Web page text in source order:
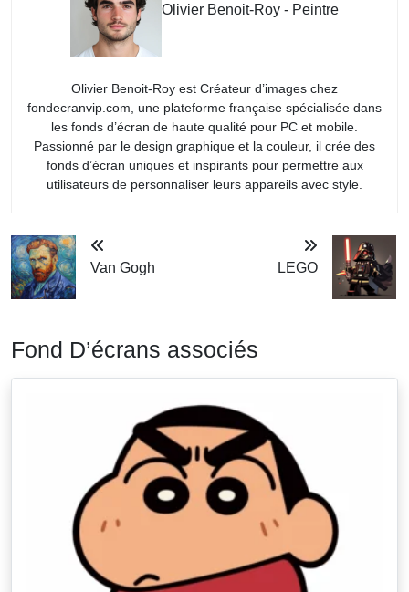
Olivier Benoit-Roy - Peintre
Olivier Benoit-Roy est Créateur d’images chez
fondecranvip.com, une plateforme française spécialisée dans
les fonds d’écran de haute qualité pour PC et mobile.
Passionné par le design graphique et la couleur, il crée des
fonds d’écran uniques et inspirants pour permettre aux
utilisateurs de personnaliser leurs appareils avec style.
Van Gogh LEGO
Fond D’écrans associés